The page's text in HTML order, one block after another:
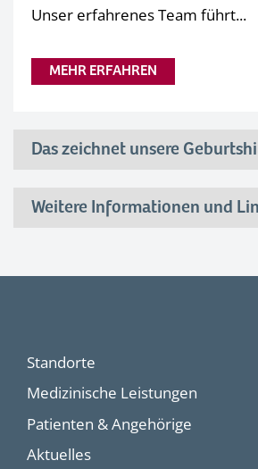
Unser erfahrenes Team führt...
MEHR ERFAHREN
Das zeichnet unsere
Weitere Informationen und
Standorte
Medizinische Leistungen
Patienten & Angehörige
Aktuelles